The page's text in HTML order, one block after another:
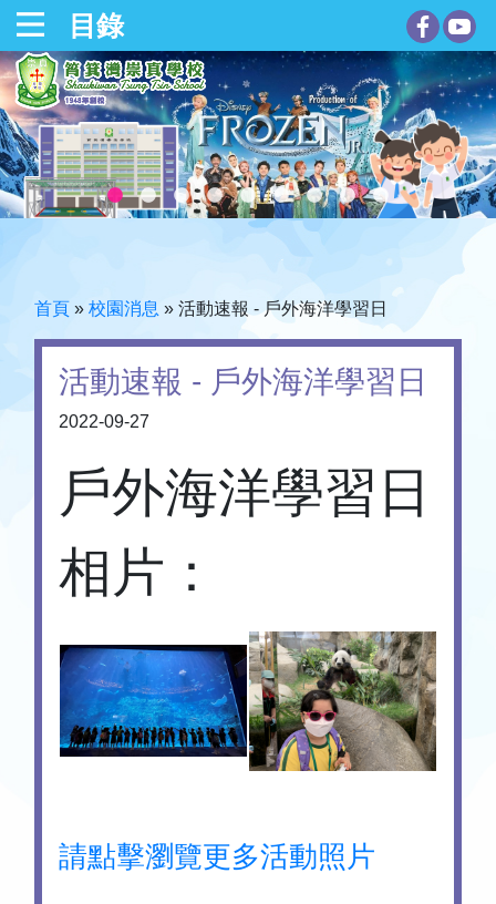
目錄
首頁 » 校園消息 » 活動速報 - 戶外海洋學習日
活動速報 - 戶外海洋學習日
2022-09-27
戶外海洋學習日
相片：
請點擊瀏覽更多活動照片